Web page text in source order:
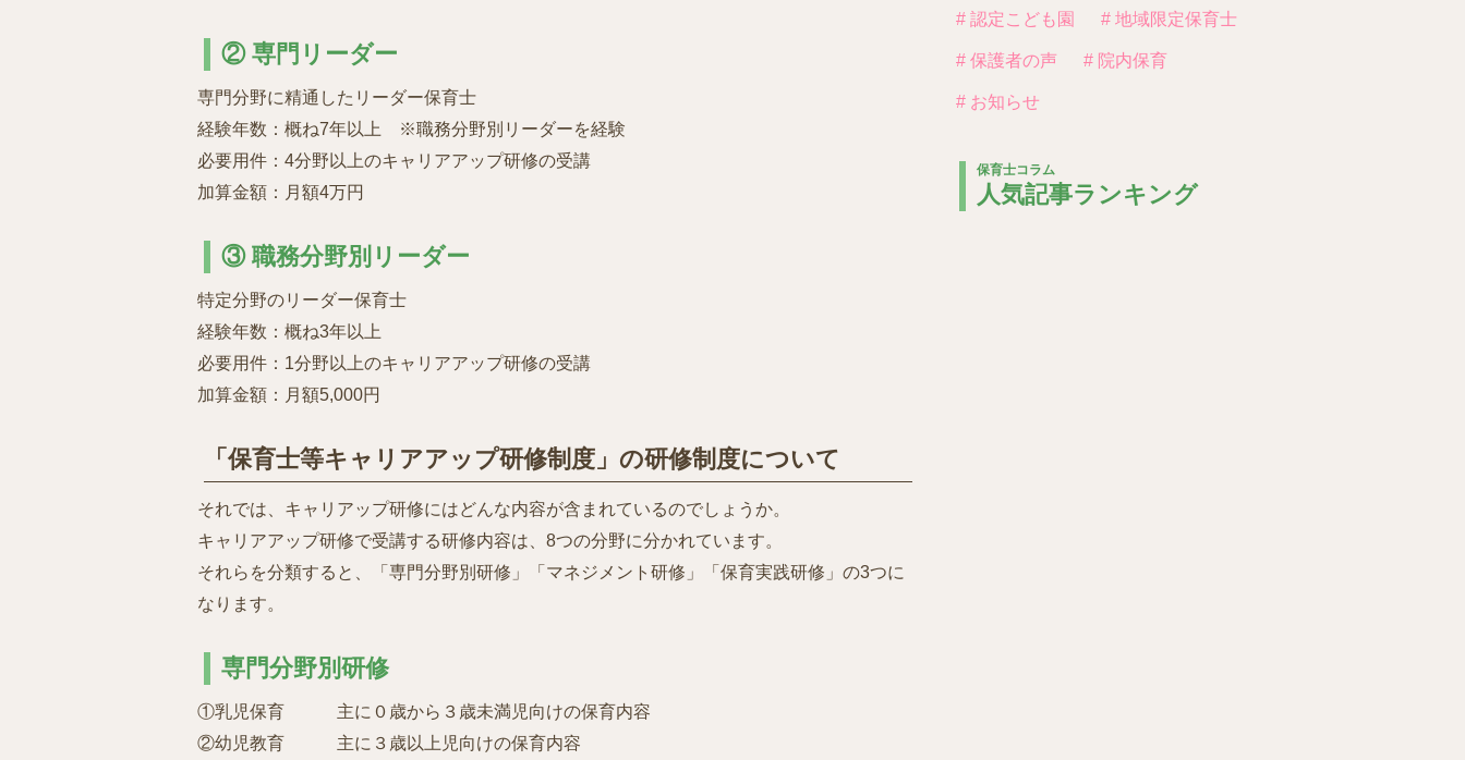
② 専門リーダー
専門分野に精通したリーダー保育士
経験年数：概ね7年以上 ※職務分野別リーダーを経験
必要用件：4分野以上のキャリアアップ研修の受講
加算金額：月額4万円
③ 職務分野別リーダー
特定分野のリーダー保育士
経験年数：概ね3年以上
必要用件：1分野以上のキャリアアップ研修の受講
加算金額：月額5,000円
「保育士等キャリアアップ研修制度」の研修制度について
それでは、キャリアップ研修にはどんな内容が含まれているのでしょうか。
キャリアアップ研修で受講する研修内容は、8つの分野に分かれています。
それらを分類すると、「専門分野別研修」「マネジメント研修」「保育実践研修」の3つに
なります。
専門分野別研修
①乳児保育 主に０歳から３歳未満児向けの保育内容
②幼児教育 主に３歳以上児向けの保育内容
# 認定こども園 # 地域限定保育士
# 保護者の声 # 院内保育
# お知らせ
保育士コラム
人気記事ランキング